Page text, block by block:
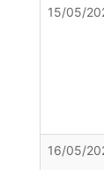
15/05/
16/05/